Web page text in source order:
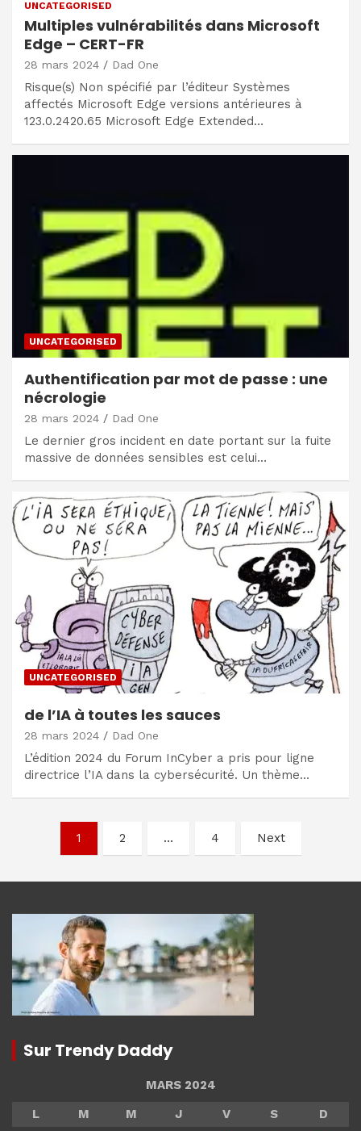
UNCATEGORISED
Multiples vulnérabilités dans Microsoft
Edge – CERT-FR
28 mars 2024 Dad One
Risque(s) Non spécifié par l’éditeur Systèmes
affectés Microsoft Edge versions antérieures à
123.0.2420.65 Microsoft Edge Extended…
UNCATEGORISED
Authentification par mot de passe : une
nécrologie
28 mars 2024 Dad One
Le dernier gros incident en date portant sur la fuite
massive de données sensibles est celui…
UNCATEGORISED
de l’IA à toutes les sauces
28 mars 2024 Dad One
L’édition 2024 du Forum InCyber a pris pour ligne
directrice l’IA dans la cybersécurité. Un thème…
Navigation
articles
1 2 … 4 Next
Sur Trendy Daddy
MARS 2024
L
M M J V S
D